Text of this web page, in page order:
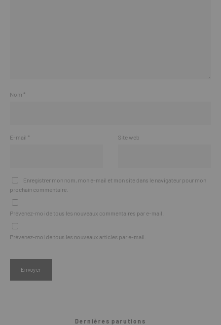
Nom *
E-mail * Site web
Enregistrer mon nom, mon e-mail et mon site dans le navigateur pour mon
prochain commentaire.
Prévenez-moi de tous les nouveaux commentaires par e-mail.
Prévenez-moi de tous les nouveaux articles par e-mail.
Dernières parutions